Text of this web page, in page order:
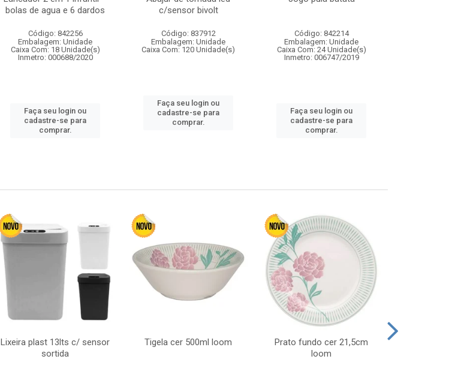
bolas de agua e 6 dardos
Código: 842256
Embalagem: Unidade
Caixa Com: 18 Unidade(s)
Inmetro: 000688/2020
Faça seu login ou
cadastre-se para
comprar.
c/sensor bivolt
Código: 837912
Embalagem: Unidade
Caixa Com: 120 Unidade(s)
Faça seu login ou
cadastre-se para
comprar.
Código: 842214
Embalagem: Unidade
Caixa Com: 24 Unidade(s)
Inmetro: 006747/2019
Faça seu login ou
cadastre-se para
comprar.
Lixeira plast 13lts c/ sensor
sortida
Tigela cer 500ml loom
Prato fundo cer 21,5cm
loom